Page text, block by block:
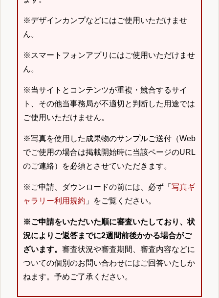
※デザインカンプなどにはご使用いただけませ
ん。
※スマートフォンアプリにはご使用いただけませ
ん。
※当サイトとコンテンツが重複・競合するサイ
ト、その他当事務局が不適切と判断した用途では
ご使用いただけません。
※写真を使用した成果物のサンプルご送付（Web
でご使用の場合は掲載開始時に当該ページのURL
のご連絡）を必須とさせていただきます。
※ご申請、ダウンロードの前には、必ず「 写真ギ
ャラリー利用規約 」をご覧ください。
※ご申請をいただいた順に審査いたしており、状
況によりご返答までに2週間前後かかる場合がご
ざいます。 審査状況や審査期間、審査内容などに
ついての個別のお問い合わせにはご回答いたしか
ねます。予めご了承ください。